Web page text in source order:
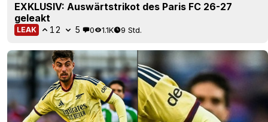
EXKLUSIV: Auswärtstrikot des Paris FC 26-27
geleakt
LEAK 12 5 0 1.1K 9 Std.